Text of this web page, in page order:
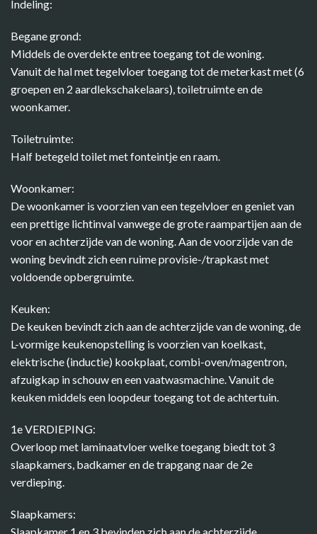
Indeling:
Begane grond:
Middels de overdekte entree toegang tot de woning.
Vanuit de hal met tegelvloer toegang tot de meterkast met (6
groepen en 2 aardlekschakelaars), toiletruimte en de
woonkamer.
Toiletruimte:
Half betegeld toilet met fonteintje en raam.
Woonkamer:
De woonkamer is voorzien van een tegelvloer en geniet van
een prettige lichtinval vanwege de grote raampartijen aan de
voor en achterzijde van de woning. Aan de voorzijde van de
woning bevindt zich een ruime provisie-/trapkast met
voldoende opbergruimte.
Keuken:
De keuken bevindt zich aan de achterzijde van de woning, de
L-vormige keukenopstelling is voorzien van koelkast,
elektrische (inductie) kookplaat, combi-oven/magentron,
afzuigkap in schouw en een vaatwasmachine. Vanuit de
keuken middels een loopdeur toegang tot de achtertuin.
1e VERDIEPING:
Overloop met laminaatvloer welke toegang biedt tot 3
slaapkamers, badkamer en de trapgang naar de 2e
verdieping.
Slaapkamers: